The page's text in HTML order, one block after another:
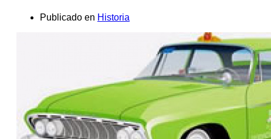
Publicado en Historia